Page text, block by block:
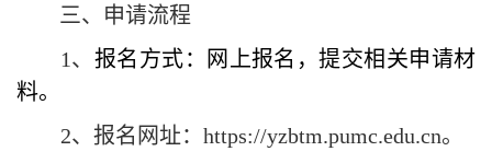
三、申请流程
1、 报名方式：网上报名，提交相关申请材
料。
2、报名 网址： https://yzbtm.pumc.edu.cn。